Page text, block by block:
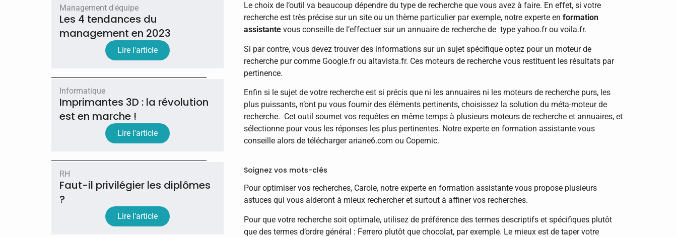
Management d'équipe
Les 4 tendances du
management en 2023
Lire l'article
Informatique
Imprimantes 3D : la révolution
est en marche !
Lire l'article
RH
Faut-il privilégier les diplômes
?
Lire l'article
Le choix de l’outil va beaucoup dépendre du type de recherche que vous avez à faire. En effet, si votre
recherche est très précise sur un site ou un thème particulier par exemple, notre experte en formation
assistante vous conseille de l’effectuer sur un annuaire de recherche de type yahoo.fr ou voila.fr.
Si par contre, vous devez trouver des informations sur un sujet spécifique optez pour un moteur de
recherche pur comme Google.fr ou altavista.fr. Ces moteurs de recherche vous restituent les résultats par
pertinence.
Enfin si le sujet de votre recherche est si précis que ni les annuaires ni les moteurs de recherche purs, les
plus puissants, n’ont pu vous fournir des éléments pertinents, choisissez la solution du méta-moteur de
recherche. Cet outil soumet vos requêtes en même temps à plusieurs moteurs de recherche et annuaires, et
sélectionne pour vous les réponses les plus pertinentes. Notre experte en formation assistante vous
conseille alors de télécharger ariane6.com ou Copernic.
Soignez vos mots-clés
Pour optimiser vos recherches, Carole, notre experte en formation assistante vous propose plusieurs
astuces qui vous aideront à mieux rechercher et surtout à affiner vos recherches.
Pour que votre recherche soit optimale, utilisez de préférence des termes descriptifs et spécifiques plutôt
que des termes d’ordre général : Ferrero plutôt que chocolat, par exemple. Le mieux est de taper votre